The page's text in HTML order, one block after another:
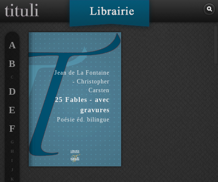
Jean de La Fontaine
- Christopher
Carsten
25 Fables - avec
gravures
Poésie éd. bilingue
A
B
C
D
E
F
G
H
J
K